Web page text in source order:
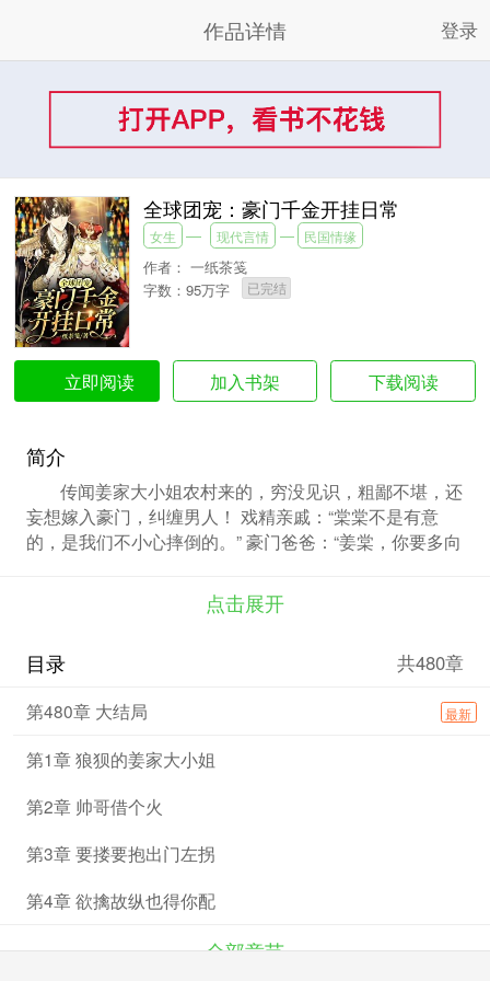
作品详情 登录
全球团宠：豪门千金开挂日常
女生 现代言情 民国情缘
作者： 一纸茶笺
字数：95万字
已完结
立即阅读 加入书架 下载阅读
简介
传闻姜家大小姐农村来的，穷没见识，粗鄙不堪，还
妄想嫁入豪门，纠缠男人！ 戏精亲戚：“棠棠不是有意
的，是我们不小心摔倒的。” 豪门爸爸：“姜棠，你要多向
不是我姐，你滚出这个家！ 当有一天，她摇身一变成了
那个杀伐果断、各项全能的隐藏大神。 什么？姜棠的画
了？这字没有几十年练不出来！ 一不小心就跟国手下了
一条微：@国际药理研究学会，新药理理论课题。有人评
娱乐圈炸开了锅。 演唱会上，她被当众求婚：“女神，嫁
给我吧？” 闻言，一直默不作声的京城大佬站了起来，似
笑非笑，“嫁
点击展开
目录 共480章
第480章 大结局 最新
第1章 狼狈的姜家大小姐
第2章 帅哥借个火
第3章 要搂要抱出门左拐
第4章 欲擒故纵也得你配
全部章节